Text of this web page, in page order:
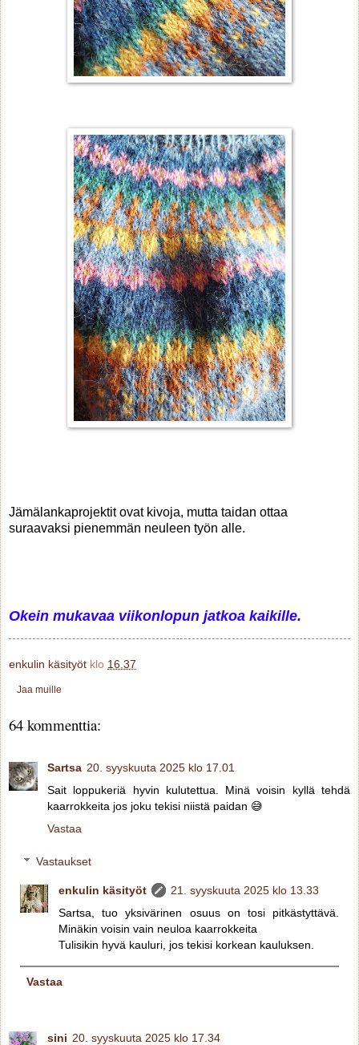
Jämälankaprojektit ovat kivoja, mutta taidan ottaa
suraavaksi pienemmän neuleen työn alle.
Okein mukavaa viikonlopun jatkoa kaikille.
enkulin käsityöt klo 16.37
Jaa muille
64 kommenttia:
Sartsa 20. syyskuuta 2025 klo 17.01
Sait loppukeriä hyvin kulutettua. Minä voisin kyllä tehdä
kaarrokkeita jos joku tekisi niistä paidan 😅
Vastaa
Vastaukset
enkulin käsityöt
21. syyskuuta 2025 klo 13.33
Sartsa, tuo yksivärinen osuus on tosi pitkästyttävä.
Minäkin voisin vain neuloa kaarrokkeita
Tulisikin hyvä kauluri, jos tekisi korkean kauluksen.
Vastaa
sini 20. syyskuuta 2025 klo 17.34